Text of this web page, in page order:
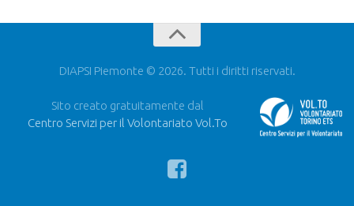
DIAPSI Piemonte © 2026. Tutti i diritti riservati.
Sito creato gratuitamente dal
Centro Servizi per il Volontariato Vol.To